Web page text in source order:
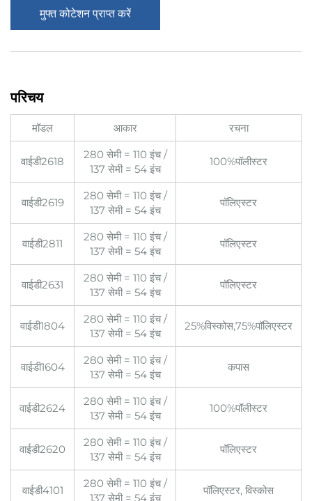
मुफ्त कोटेशन प्राप्त करें
परिचय
मॉडल आकार रचना
वाईडी2618
280 सेमी = 110 इंच /
137 सेमी = 54 इंच
100%पॉलीस्टर
वाईडी2619
280 सेमी = 110 इंच /
137 सेमी = 54 इंच
पॉलिएस्टर
वाईडी2811
280 सेमी = 110 इंच /
137 सेमी = 54 इंच
पॉलिएस्टर
वाईडी2631
280 सेमी = 110 इंच /
137 सेमी = 54 इंच
पॉलिएस्टर
वाईडी1804
280 सेमी = 110 इंच /
137 सेमी = 54 इंच
25%विस्कोस,75%पॉलिएस्टर
वाईडी1604
280 सेमी = 110 इंच /
137 सेमी = 54 इंच
कपास
वाईडी2624
280 सेमी = 110 इंच /
137 सेमी = 54 इंच
100%पॉलीस्टर
वाईडी2620
280 सेमी = 110 इंच /
137 सेमी = 54 इंच
पॉलिएस्टर
वाईडी4101
280 सेमी = 110 इंच /
137 सेमी = 54 इंच
पॉलिएस्टर, विस्कोस